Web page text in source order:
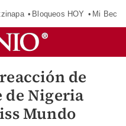
Bloqueos HOY Mi Beca
de
de Nigeria
Mundo